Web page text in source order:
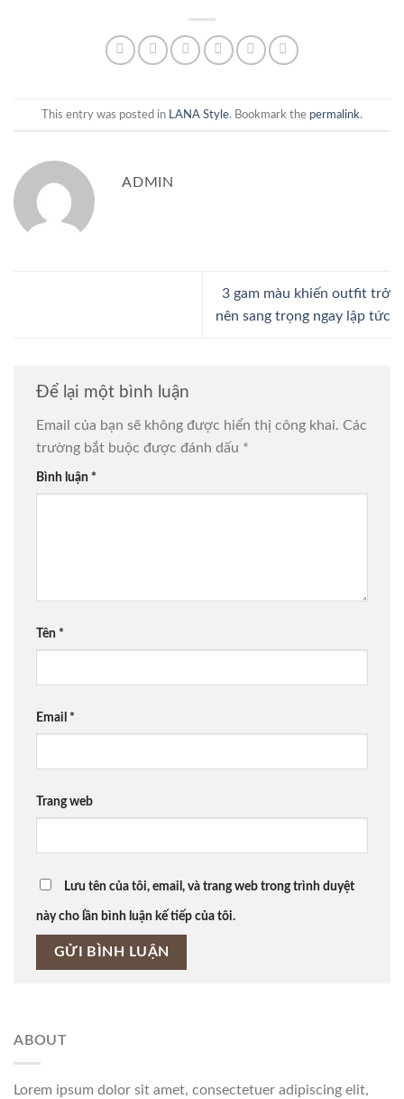
This entry was posted in LANA Style. Bookmark the permalink.
ADMIN
3 gam màu khiến outfit trở
nên sang trọng ngay lập tức
Để lại một bình luận
Email của bạn sẽ không được hiển thị công khai. Các
trường bắt buộc được đánh dấu *
Bình luận *
Tên *
Email *
Trang web
Lưu tên của tôi, email, và trang web trong trình duyệt
này cho lần bình luận kế tiếp của tôi.
ABOUT
Lorem ipsum dolor sit amet, consectetuer adipiscing elit,